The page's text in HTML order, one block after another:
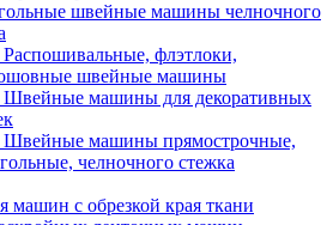
швейные машины челночного
Распошивальные, флэтлоки,
швейные машины
Швейные машины для декоративных
Швейные машины прямострочные,
челночного стежка
машин с обрезкой края ткани